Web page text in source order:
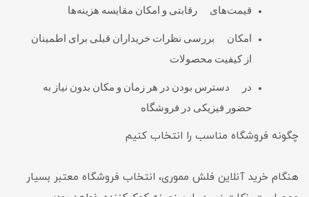
قیمت‌های رقابتی و امکان مقایسه هزینه‌ها
امکان بررسی نظرات خریداران قبلی برای اطمینان
از کیفیت محصولات
در دسترس بودن در هر زمان و مکان بدون نیاز به
حضور فیزیکی در فروشگاه
چگونه فروشگاه مناسب را انتخاب کنیم
هنگام خرید آنلاین فلش مموری، انتخاب فروشگاه معتبر بسیار